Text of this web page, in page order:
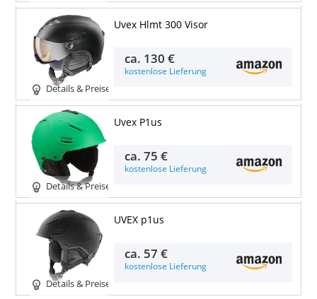
Details & Preise
Uvex Hlmt 300 Visor
ca. 130 €
kostenlose Lieferung
Details & Preise
Uvex P1us
ca.75 €
kostenlose Lieferung
Details & Preise
UVEX p1us
ca. 57 €
kostenlose Lieferung